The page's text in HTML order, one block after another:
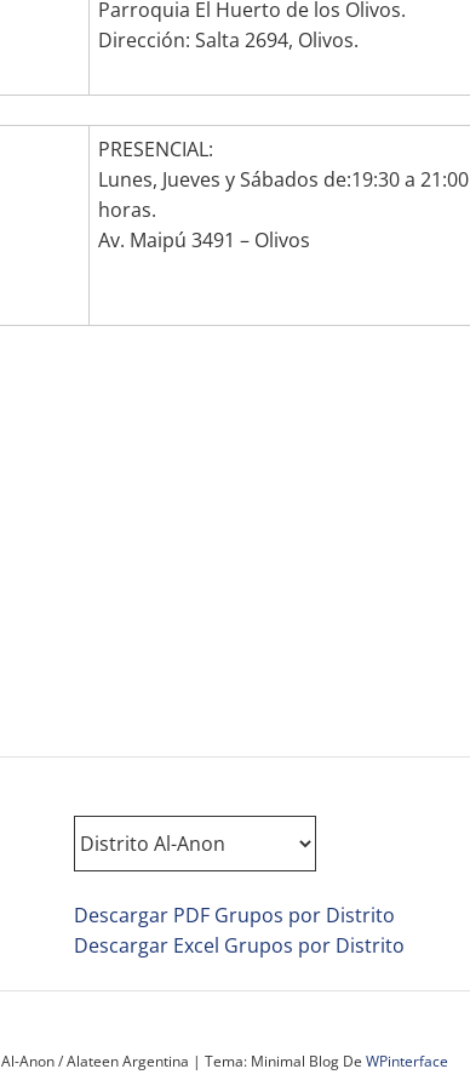
Parroquia El Huerto de los Olivos.
Dirección: Salta 2694, Olivos.
PRESENCIAL:
Lunes, Jueves y Sábados de:19:30 a 21:00
horas.
Av. Maipú 3491 – Olivos
Descargar PDF Grupos por Distrito
Descargar Excel Grupos por Distrito
Anon / Alateen Argentina | Tema: Minimal Blog De WPinterface